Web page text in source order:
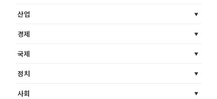
산업
경제
국제
정치
사회